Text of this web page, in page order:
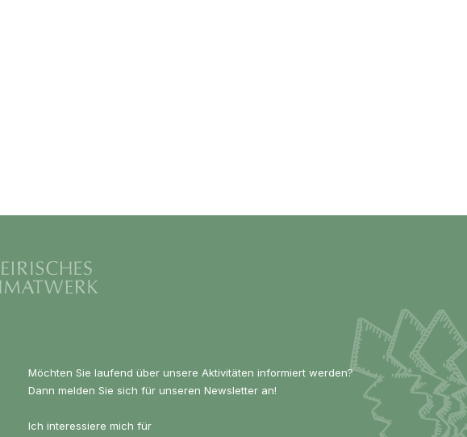
Möchten Sie laufend über unsere Aktivitäten informiert werden?
Dann melden Sie sich für unseren Newsletter an!
Ich interessiere mich für